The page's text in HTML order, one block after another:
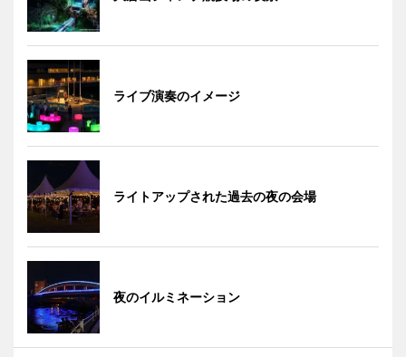
ライブ演奏のイメージ
ライトアップされた過去の夜の会場
夜のイルミネーション